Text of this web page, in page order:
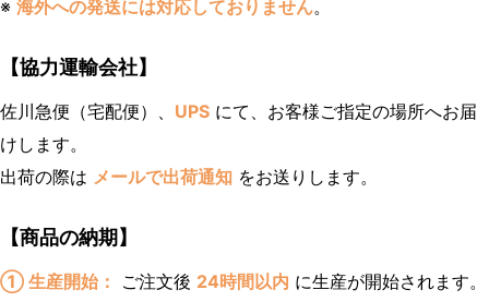
※ 海外への発送には対応しておりません。
【協力運輸会社】
佐川急便（宅配便）、 UPS にて、お客様ご指定の場所へお届
けします。
出荷の際は メールで出荷通知 をお送りします。
【商品の納期】
① 生産開始： ご注文後 24時間以内 に生産が開始されます。